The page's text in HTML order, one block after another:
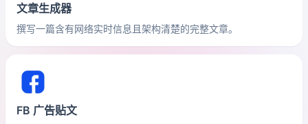
文章生成器
撰写一篇含有网络实时信息且架构清楚的完整文章。
FB 广告贴文